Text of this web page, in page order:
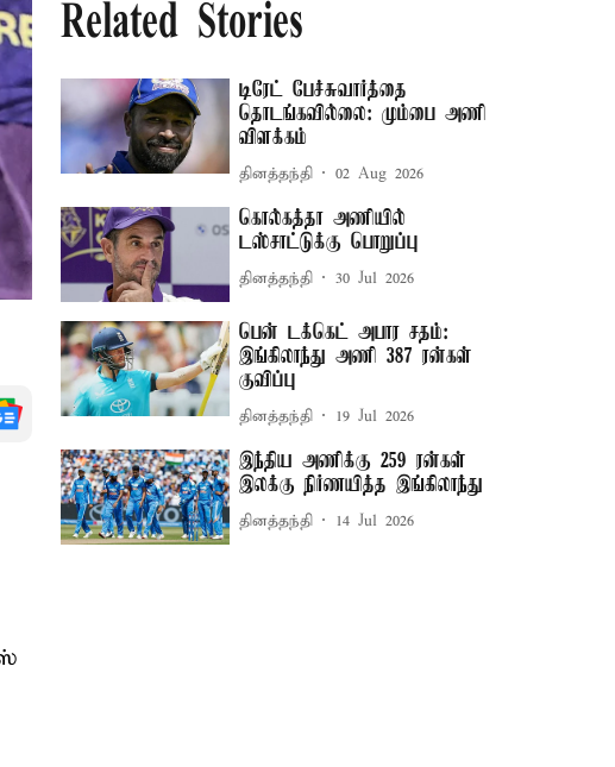
Related Stories
டிரேட் பேச்சுவார்த்தை
தொடங்கவில்லை: மும்பை அணி
விளக்கம்
தினத்தந்தி 02 Aug 2026
கொல்கத்தா அணியில்
டஸ்சாட்டுக்கு பொறுப்பு
தினத்தந்தி 30 Jul 2026
பென் டக்கெட் அபார சதம்:
இங்கிலாந்து அணி 387 ரன்கள்
குவிப்பு
தினத்தந்தி 19 Jul 2026
இந்திய அணிக்கு 259 ரன்கள்
இலக்கு நிர்ணயித்த இங்கிலாந்து
தினத்தந்தி 14 Jul 2026